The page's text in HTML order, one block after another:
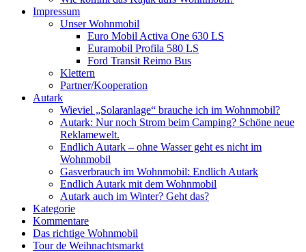
Impressum
Unser Wohnmobil
Euro Mobil Activa One 630 LS
Euramobil Profila 580 LS
Ford Transit Reimo Bus
Klettern
Partner/Kooperation
Autark
Wieviel „Solaranlage“ brauche ich im Wohnmobil?
Autark: Nur noch Strom beim Camping? Schöne neue
Reklamewelt.
Endlich Autark – ohne Wasser geht es nicht im
Wohnmobil
Gasverbrauch im Wohnmobil: Endlich Autark
Endlich Autark mit dem Wohnmobil
Autark auch im Winter? Geht das?
Kategorie
Kommentare
Das richtige Wohnmobil
Tour de Weihnachtsmarkt